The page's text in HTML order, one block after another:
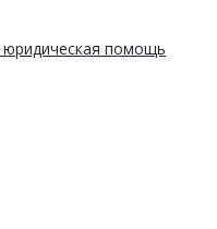
юридическая помощь